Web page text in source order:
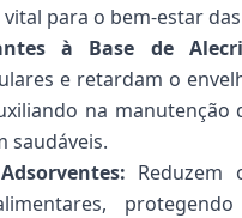
para o bem-estar das
à Base de
e retardam o
na manutenção
saudáveis.
Reduzem